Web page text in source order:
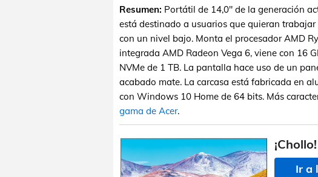
Resumen: Portátil de 14,0" de la generación
está destinado a usuarios que quieran
con un nivel bajo. Monta el procesador AMD
integrada AMD Radeon Vega 6, viene con 16
NVMe de 1 TB. La pantalla hace uso de un
acabado mate. La carcasa está fabricada en
con Windows 10 Home de 64 bits. Más
gama de Acer.
Ir a